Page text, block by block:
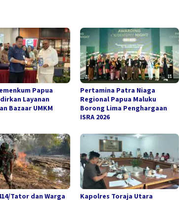
Papua
Layanan
Bazaar UMKM
Pertamina Patra Niaga
Regional Papua Maluku
Borong Lima Penghargaan
ISRA 2026
Tator dan Warga Kapolres Toraja Utara